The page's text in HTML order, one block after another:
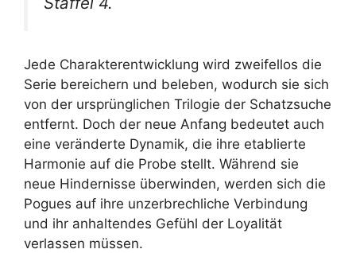
Jede Charakterentwicklung wird zweifellos die
Serie bereichern und beleben, wodurch sie sich
von der ursprünglichen Trilogie der Schatzsuche
entfernt. Doch der neue Anfang bedeutet auch
eine veränderte Dynamik, die ihre etablierte
Harmonie auf die Probe stellt. Während sie
neue Hindernisse überwinden, werden sich die
Pogues auf ihre unzerbrechliche Verbindung
und ihr anhaltendes Gefühl der Loyalität
verlassen müssen.